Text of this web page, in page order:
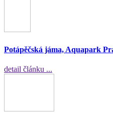
Potápěčská jáma, Aquapark
detail článku ...